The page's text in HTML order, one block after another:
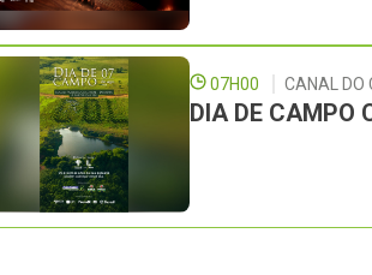
07H00 CANAL DO
DIA DE CAMPO